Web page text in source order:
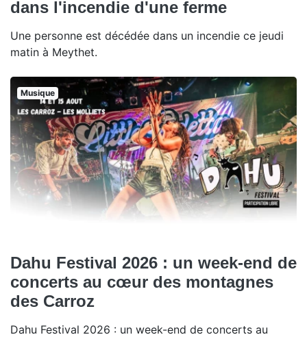
dans l'incendie d'une ferme
Une personne est décédée dans un incendie ce jeudi
matin à Meythet.
Musique
Dahu Festival 2026 : un week-end de
concerts au cœur des montagnes
des Carroz
Dahu Festival 2026 : un week-end de concerts au